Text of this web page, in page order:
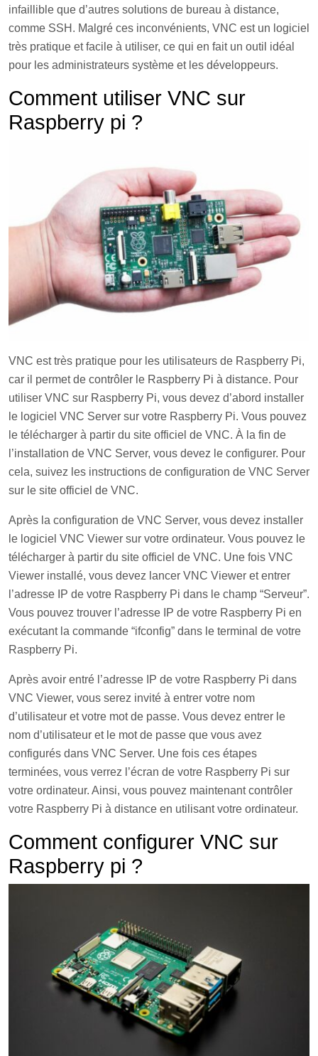
infaillible que d’autres solutions de bureau à distance,
comme SSH. Malgré ces inconvénients, VNC est un logiciel
très pratique et facile à utiliser, ce qui en fait un outil idéal
pour les administrateurs système et les développeurs.
Comment utiliser VNC sur
Raspberry pi ?
VNC est très pratique pour les utilisateurs de Raspberry Pi,
car il permet de contrôler le Raspberry Pi à distance. Pour
utiliser VNC sur Raspberry Pi, vous devez d’abord installer
le logiciel VNC Server sur votre Raspberry Pi. Vous pouvez
le télécharger à partir du site officiel de VNC. À la fin de
l’installation de VNC Server, vous devez le configurer. Pour
cela, suivez les instructions de configuration de VNC Server
sur le site officiel de VNC.
Après la configuration de VNC Server, vous devez installer
le logiciel VNC Viewer sur votre ordinateur. Vous pouvez le
télécharger à partir du site officiel de VNC. Une fois VNC
Viewer installé, vous devez lancer VNC Viewer et entrer
l’adresse IP de votre Raspberry Pi dans le champ “Serveur”.
Vous pouvez trouver l’adresse IP de votre Raspberry Pi en
exécutant la commande “ifconfig” dans le terminal de votre
Raspberry Pi.
Après avoir entré l’adresse IP de votre Raspberry Pi dans
VNC Viewer, vous serez invité à entrer votre nom
d’utilisateur et votre mot de passe. Vous devez entrer le
nom d’utilisateur et le mot de passe que vous avez
configurés dans VNC Server. Une fois ces étapes
terminées, vous verrez l’écran de votre Raspberry Pi sur
votre ordinateur. Ainsi, vous pouvez maintenant contrôler
votre Raspberry Pi à distance en utilisant votre ordinateur.
Comment configurer VNC sur
Raspberry pi ?